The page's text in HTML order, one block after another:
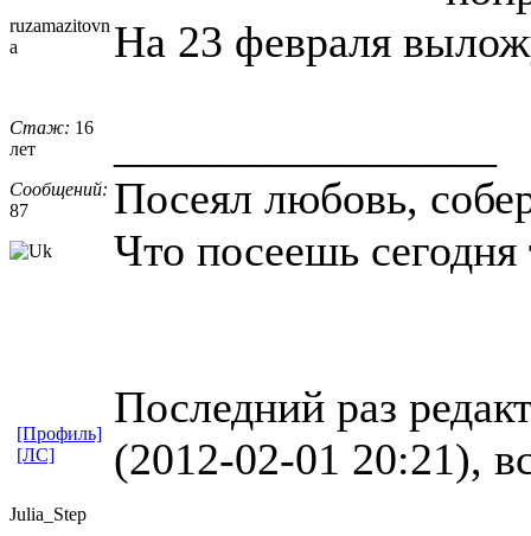
ruzamazitovn
a
Стаж: 16
лет
Сообщений:
87
На 23 февраля
Посеял любовь,
Что посеешь
Последний раз
(2012-02-01 20:21),
[Профиль]
[ЛС]
Julia_Step